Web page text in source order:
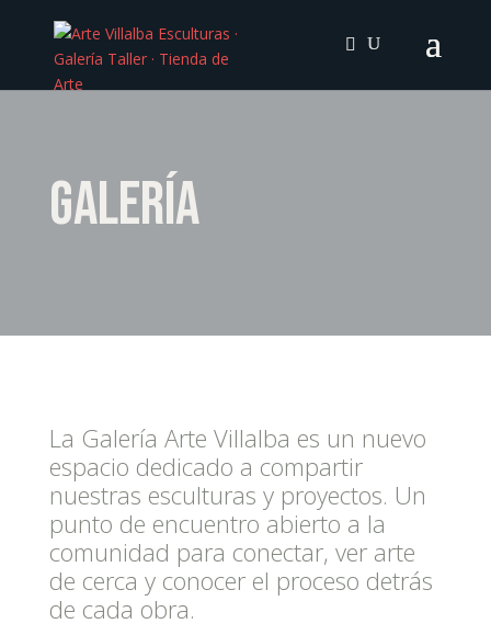
Galería
La Galería Arte Villalba es un nuevo
espacio dedicado a compartir
nuestras esculturas y proyectos. Un
punto de encuentro abierto a la
comunidad para conectar, ver arte
de cerca y conocer el proceso detrás
de cada obra.